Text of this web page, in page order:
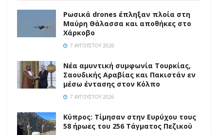
Ρωσικά drones έπληξαν πλοία στη
Μαύρη Θάλασσα και αποθήκες στο
Χάρκοβο
7 ΑΥΓΟΎΣΤΟΥ 2026
Νέα αμυντική συμφωνία Τουρκίας,
Σαουδικής Αραβίας και Πακιστάν εν
μέσω έντασης στον Κόλπο
7 ΑΥΓΟΎΣΤΟΥ 2026
Κύπρος: Τίμησαν στην Ευρύχου τους
58 ήρωες του 256 Τάγματος Πεζικού